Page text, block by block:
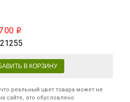
реальный цвет товара может не
сайте, это обусловлено